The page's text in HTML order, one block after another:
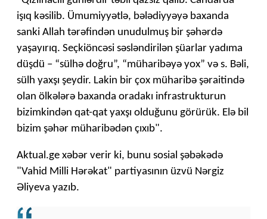
işıq kəsilib. Ümumiyyətlə, bələdiyyəyə baxanda
sanki Allah tərəfindən unudulmuş bir şəhərdə
yaşayırıq. Seçkiöncəsi səsləndirilən şüarlar yadıma
düşdü – “sülhə doğru”, “müharibəyə yox” və s. Bəli,
sülh yaxşı şeydir. Lakin bir çox müharibə şəraitində
olan ölkələrə baxanda oradakı infrastrukturun
bizimkindən qat-qat yaxşı olduğunu görürük. Elə bil
bizim şəhər müharibədən çıxıb".
Aktual.ge xəbər verir ki, bunu sosial şəbəkədə
"Vahid Milli Hərəkat" partiyasının üzvü Nərgiz
Əliyeva yazıb.